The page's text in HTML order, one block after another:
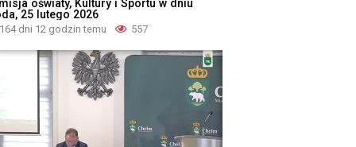
oświaty, Kultury i Sportu w dniu
25 lutego 2026
164 dni 12 godzin temu 557